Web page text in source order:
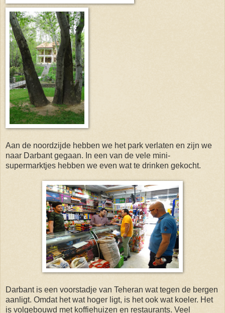
Aan de noordzijde hebben we het park verlaten en zijn we
naar Darbant gegaan. In een van de vele mini-
supermarktjes hebben we even wat te drinken gekocht.
Darbant is een voorstadje van Teheran wat tegen de bergen
aanligt. Omdat het wat hoger ligt, is het ook wat koeler. Het
is volgebouwd met koffiehuizen en restaurants. Veel